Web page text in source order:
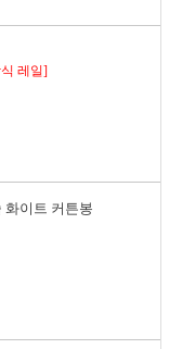
레일]
화이트 커튼봉